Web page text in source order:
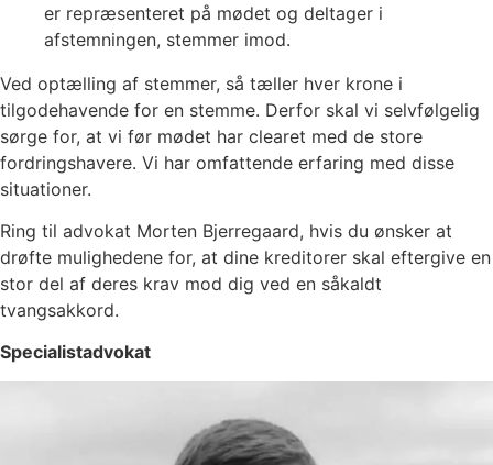
er repræsenteret på mødet og deltager i
afstemningen, stemmer imod.
Ved optælling af stemmer, så tæller hver krone i
tilgodehavende for en stemme. Derfor skal vi selvfølgelig
sørge for, at vi før mødet har clearet med de store
fordringshavere. Vi har omfattende erfaring med disse
situationer.
Ring til advokat Morten Bjerregaard, hvis du ønsker at
drøfte mulighedene for, at dine kreditorer skal eftergive en
stor del af deres krav mod dig ved en såkaldt
tvangsakkord.
Specialistadvokat